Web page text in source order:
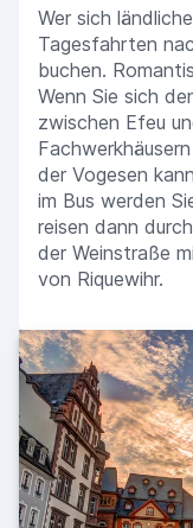
Wer sich
Tagesfahrten
buchen.
Wenn Sie sich
zwischen Efeu
der Vogesen
im Bus werden
reisen dann
der Weinstraße
von Riquewihr.